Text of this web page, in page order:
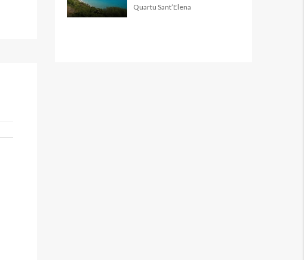
Quartu Sant’Elena